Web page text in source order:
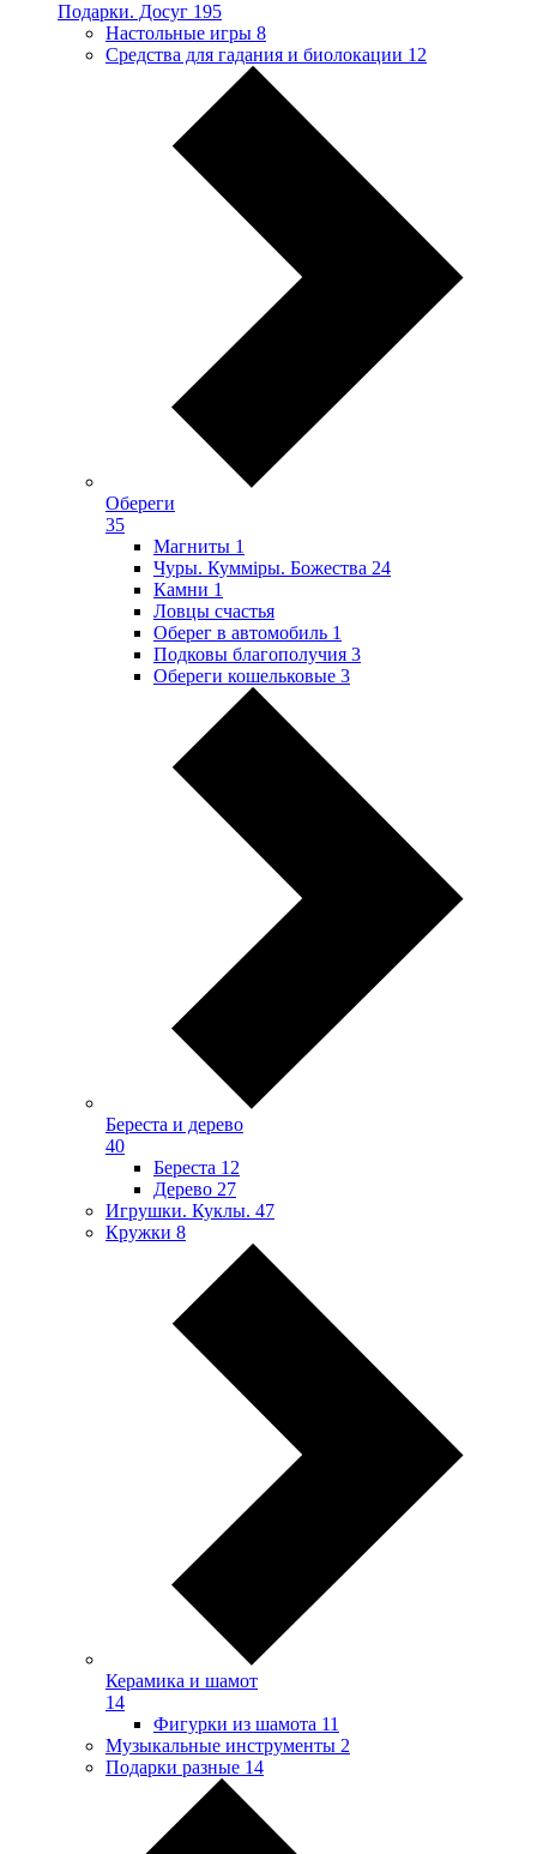
Подарки. Досуг 195
Настольные игры 8
Средства для гадания и биолокации 12
Обереги
35
Магниты 1
Чуры. Куммiры. Божества 24
Камни 1
Ловцы счастья
Оберег в автомобиль 1
Подковы благополучия 3
Обереги кошельковые 3
Береста и дерево
40
Береста 12
Дерево 27
Игрушки. Куклы. 47
Кружки 8
Керамика и шамот
14
Фигурки из шамота 11
Музыкальные инструменты 2
Подарки разные 14